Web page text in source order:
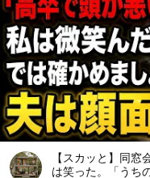
【スカッと】同窓
は笑った。「うち